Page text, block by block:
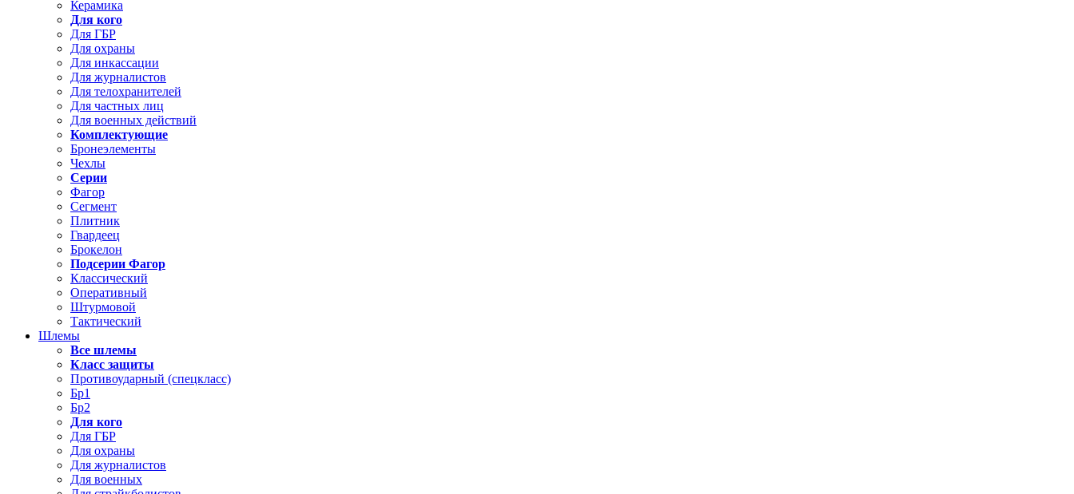
Керамика
Для кого
Для ГБР
Для охраны
Для инкассации
Для журналистов
Для телохранителей
Для частных лиц
Для военных действий
Комплектующие
Бронеэлементы
Чехлы
Серии
Фагор
Сегмент
Плитник
Гвардеец
Брокелон
Подсерии Фагор
Классический
Оперативный
Штурмовой
Тактический
Шлемы
Все шлемы
Класс защиты
Противоударный (спецкласс)
Бр1
Бр2
Для кого
Для ГБР
Для охраны
Для журналистов
Для военных